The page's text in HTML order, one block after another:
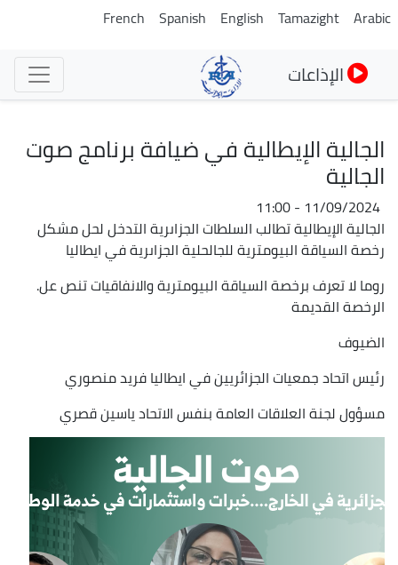
تجاوز
Arabic
Tamazight
English
Spanish
French
الإذاعات
الجالية الإيطالية في ضيافة برنامج صوت
الجالية
11/09/2024 - 11:00
الجالية الإيطالية تطالب السلطات الجزاىرية التدخل لحل مشكل
رخصة السياقة البيومترية للجالحلية الجزاىرية في ايطاليا
روما لا تعرف برخصة السياقة البيومترية والانفاقيات تنص عل.
الرخصة القديمة
الضيوف
رئيس اتحاد جمعيات الجزائريين في ايطاليا فريد منصوري
مسؤول لجنة العلاقات العامة بنفس الاتحاد ياسين قصري